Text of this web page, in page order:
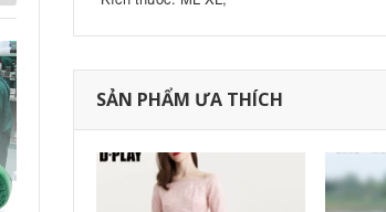
SẢN PHẨM ƯA THÍCH